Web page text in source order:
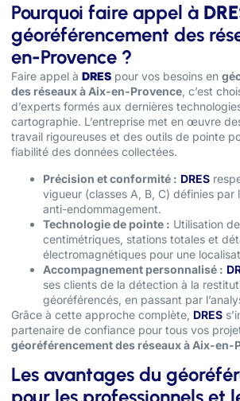
Pourquoi faire appel à
géoréférencement des
en-Provence ?
Faire appel à DRES pour vos besoins en
des réseaux à Aix-en-Provence , c’est
d’experts formés aux dernières
cartographie. L’entreprise met en œuvre
travail rigoureuses et des outils de pointe
fiabilité des données collectées.
Précision et conformité : DRES
vigueur (classes A, B, C) définies par
anti-endommagement.
Technologie de pointe : Utilisation
centimétriques, stations totales et
électromagnétiques pour une
Accompagnement personnalisé :
ses clients de la détection à la
géoréférencés, en passant par
Grâce à cette approche complète, DRES
partenaire de confiance pour tous vos
géoréférencement des réseaux à Aix-en-
Les avantages du